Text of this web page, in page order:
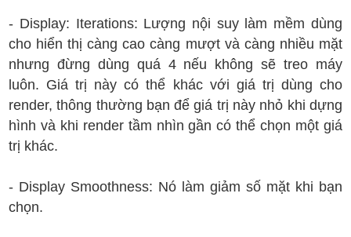
- Display: Iterations: Lượng nội suy làm mềm dùng
cho hiển thị càng cao càng mượt và càng nhiều mặt
nhưng đừng dùng quá 4 nếu không sẽ treo máy
luôn. Giá trị này có thể khác với giá trị dùng cho
render, thông thường bạn để giá trị này nhỏ khi dựng
hình và khi render tầm nhìn gần có thể chọn một giá
trị khác.
- Display Smoothness: Nó làm giảm số mặt khi bạn
chọn.